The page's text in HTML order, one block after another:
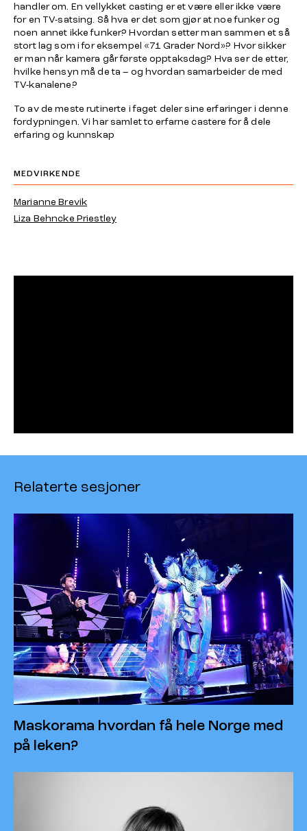
handler om. En vellykket casting er et være eller ikke være
for en TV-satsing. Så hva er det som gjør at noe funker og
noen annet ikke funker? Hvordan setter man sammen et så
stort lag som i for eksempel «71 Grader Nord»? Hvor sikker
er man når kamera går første opptaksdag? Hva ser de etter,
hvilke hensyn må de ta – og hvordan samarbeider de med
TV-kanalene?
To av de meste rutinerte i faget deler sine erfaringer i denne
fordypningen. Vi har samlet to erfarne castere for å dele
erfaring og kunnskap
MEDVIRKENDE
Marianne Brevik
Liza Behncke Priestley
Relaterte sesjoner
Maskorama hvordan få hele Norge med
på leken?